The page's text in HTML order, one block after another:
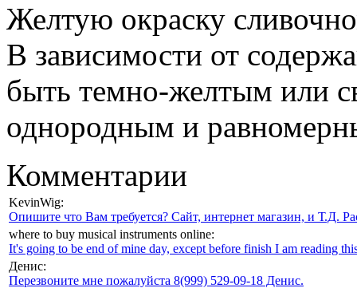
Желтую окраску
В зависимости от
быть темно-желтым или
однородным и
Комментарии
KevinWig:
Опишите что Вам требуется? Сайт, интернет магазин, и Т.Д.
where to buy musical instruments online:
It's going to be end of mine day, except before finish I am reading
Денис:
Перезвоните мне пожалуйста 8(999) 529-09-18 Денис.